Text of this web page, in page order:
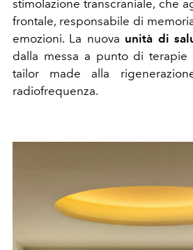
stimolazione transcraniale, che
frontale, responsabile di
emozioni. La nuova unità di
dalla messa a punto di terapie
tailor made alla
radiofrequenza.